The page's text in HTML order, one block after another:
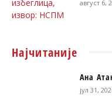
август 6,
Најчитаније
Ана
јул 31,